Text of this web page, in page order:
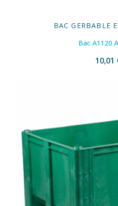
BAC GERBABLE
Bac A1120
10,01